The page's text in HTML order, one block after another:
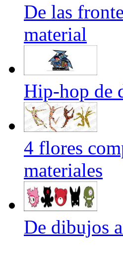
De las
material
Hip-hop de
4 flores
materiales
De dibujos